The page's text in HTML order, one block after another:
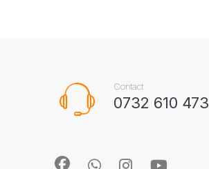
Contact
0732 610 473